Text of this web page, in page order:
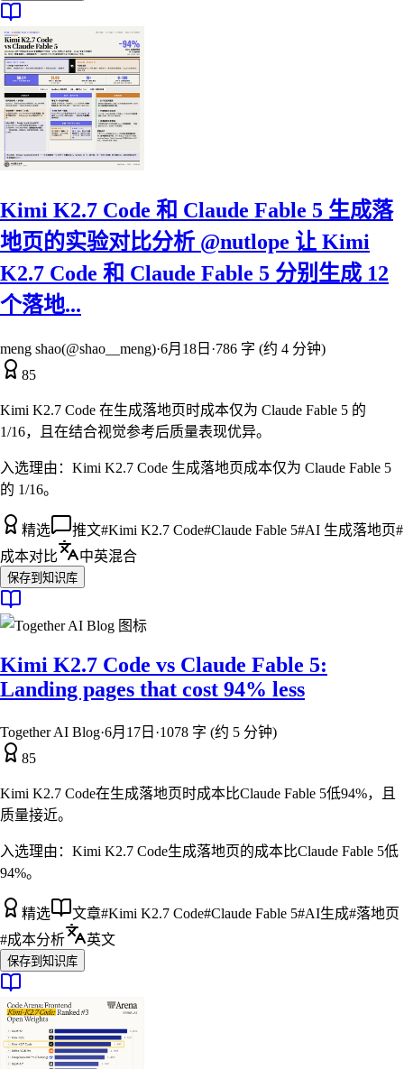
Kimi K2.7 Code 和 Claude Fable 5 生成落
地页的实验对比分析 @nutlope 让 Kimi
K2.7 Code 和 Claude Fable 5 分别生成 12
个落地...
meng shao(@shao__meng)·6月18日 ·786 字 (约 4 分钟)
85
Kimi K2.7 Code 在生成落地页时成本仅为 Claude Fable 5 的
1/16，且在结合视觉参考后质量表现优异。
入选理由： Kimi K2.7 Code 生成落地页成本仅为 Claude Fable 5
的 1/16。
精选 推文#Kimi K2.7 Code#Claude Fable 5#AI 生成落地页#
成本对比
中英混合
保存到知识库
Kimi K2.7 Code vs Claude Fable 5:
Landing pages that cost 94% less
Together AI Blog·6月17日 ·1078 字 (约 5 分钟)
85
Kimi K2.7 Code在生成落地页时成本比Claude Fable 5低94%，且
质量接近。
入选理由： Kimi K2.7 Code生成落地页的成本比Claude Fable 5低
94%。
精选 文章#Kimi K2.7 Code#Claude Fable 5#AI生成#落地页
#成本分析 英文
保存到知识库